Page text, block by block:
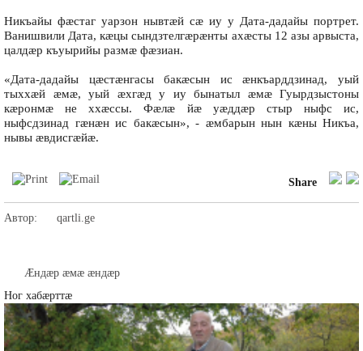
Никъайы фæстаг уарзон нывтæй сæ иу у Дата-дадайы портрет.
Ванишвили Дата, кæцы сындзтелгæрæнты ахæсты 12 азы арвыста,
цалдæр къуырийы размæ фæзиан.
«Дата-дадайы цæстæнгасы бакæсын ис æнкъарддзинад, уый
тыххæй æмæ, уый æхгæд у иу бынатыл æмæ Гуырдзыстоны
кæронмæ не ххæссы. Фæлæ йæ уæддæр стыр ныфс ис,
ныфсдзинад гæнæн ис бакæсын», - æмбарын нын кæны Никъа,
нывы æвдисгæйæ.
Share
Автор: qartli.ge
Æндæр æмæ æндæр
Ног хабæрттæ